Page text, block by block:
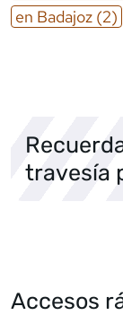
en Badajoz (2)
travesía
Accesos